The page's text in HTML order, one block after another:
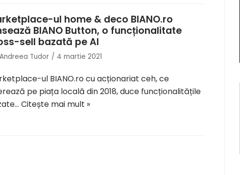
ul home & deco BIANO.ro
BIANO Button, o funcționalitate
sell bazată pe AI
Andreea Tudor 4 martie 2021
ul BIANO.ro cu acționariat ceh, ce
pe piața locală din 2018, duce funcționalitățile
Citește mai mult »